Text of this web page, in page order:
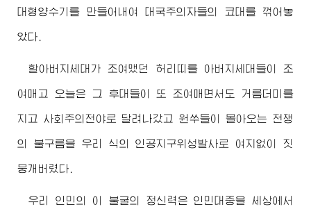
대형양수기를 만들어내여 대국주의자들의 코대를 꺾어놓
았다.
할아버지세대가 조여맸던 허리띠를 아버지세대들이 조
여매고 오늘은 그 후대들이 또 조여매면서도 거름더미를
지고 사회주의전야로 달려나갔고 원쑤들이 몰아오는 전쟁
의 불구름을 우리 식의 인공지구위성발사로 여지없이 짓
뭉개버렸다.
우리 인민의 이 불굴의 정신력은 인민대중을 세상에서